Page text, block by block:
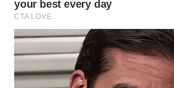
LANGKAT
WN
TAPANULI